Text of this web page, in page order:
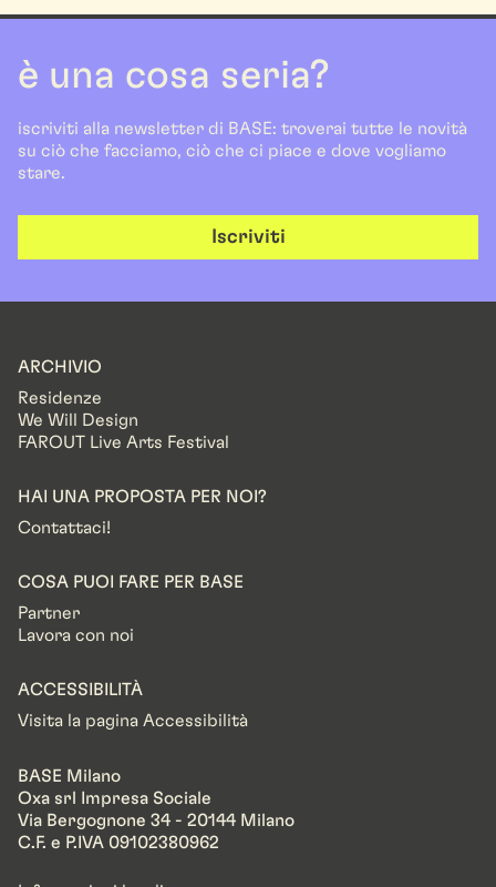
è una cosa seria?
iscriviti alla newsletter di BASE: troverai tutte le novità
su ciò che facciamo, ciò che ci piace e dove vogliamo
stare.
Iscriviti
ARCHIVIO
Residenze
We Will Design
FAROUT Live Arts Festival
HAI UNA PROPOSTA PER NOI?
Contattaci!
COSA PUOI FARE PER BASE
Partner
Lavora con noi
ACCESSIBILITÀ
Visita la pagina Accessibilità
BASE Milano
Oxa srl Impresa Sociale
Via Bergognone 34 - 20144 Milano
C.F. e P.IVA 09102380962